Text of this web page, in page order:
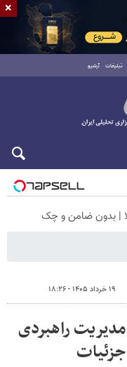
تبلیغات آرشیو
۱۹ خرداد ۱۴۰۵ - ۱۸:۲۶
راهبردی
×